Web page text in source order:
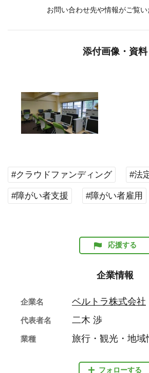
お問い合わせ先や情報がご覧
添付画像・資料
#クラウドファンディング #法
#障がい者支援 #障がい者雇用
応援する
企業情報
フォローする
企業名 ベルトラ株式会社
代表者名 二木 渉
業種 旅行・観光・地域